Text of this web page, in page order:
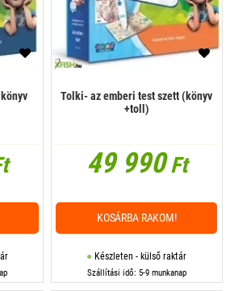
Tolki- az emberi test szett (könyv
+toll)
49 990Ft
Készleten - külső raktár
Szállítási idő: 5-9 munkanap
KOSÁRBA RAKOM!